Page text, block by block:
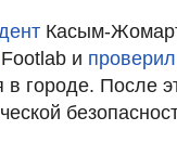
Касым-
Footlab и проверил
городе. После